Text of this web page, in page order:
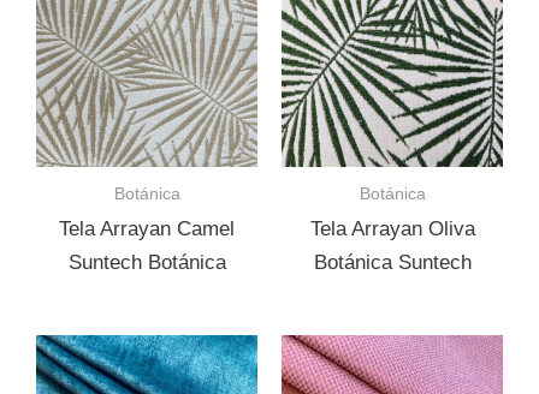
Botánica
Tela Arrayan Camel
Suntech Botánica
Botánica
Tela Arrayan Oliva
Botánica Suntech